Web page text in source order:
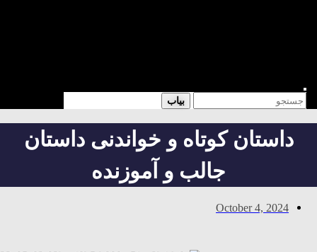
Enter
Keyword
Search
for:
بیاب
Search
داستان کوتاه و خواندنی داستان
جالب و آموزنده
October 4, 2024